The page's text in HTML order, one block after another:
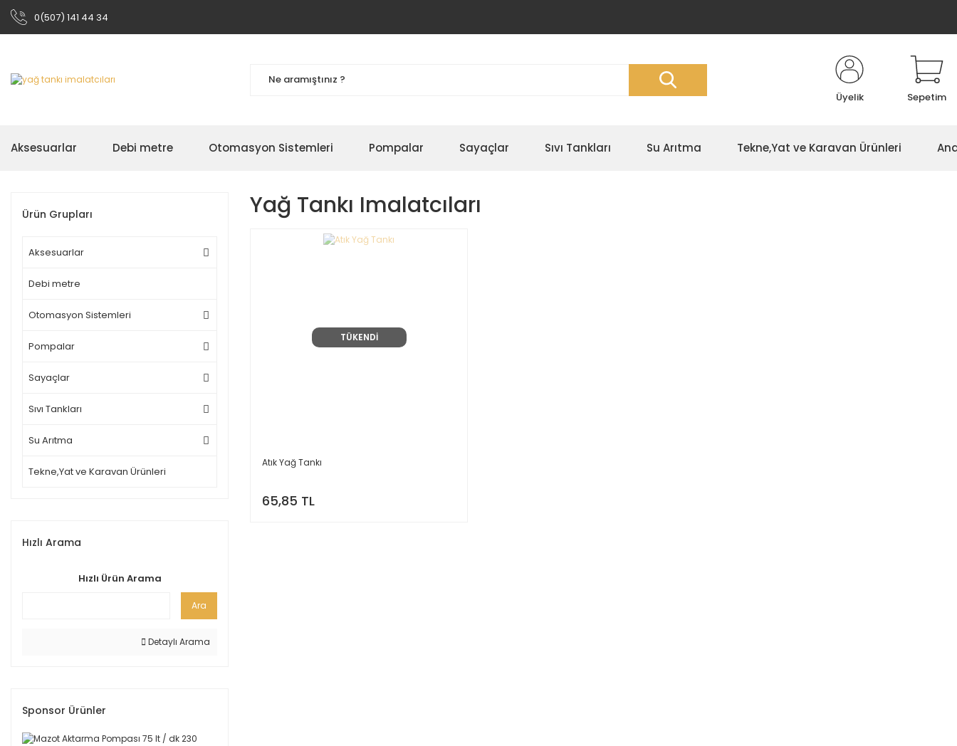
0(507) 141 44 34
Üyelik Sepetim
Aksesuarlar Debi metre Otomasyon Sistemleri Pompalar Sayaçlar Sıvı Tankları Su Arıtma Tekne,Yat ve Karavan Ürünleri
Ürün Grupları
Aksesuarlar
Debi metre
Otomasyon Sistemleri
Pompalar
Sayaçlar
Sıvı Tankları
Su Arıtma
Tekne,Yat ve Karavan Ürünleri
Hızlı Arama
Hızlı Ürün Arama
Ara
Detaylı Arama
Sponsor Ürünler
Yağ Tankı Imalatcıları
TÜKENDİ
Atık Yağ Tankı
65,85 TL